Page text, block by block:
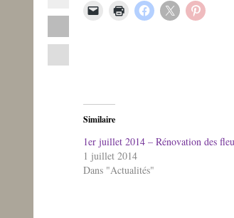
Similaire
1er juillet 2014 – Rénovation des
1 juillet 2014
Dans "Actualités"